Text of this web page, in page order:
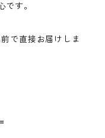
す。
で直接お届けしま